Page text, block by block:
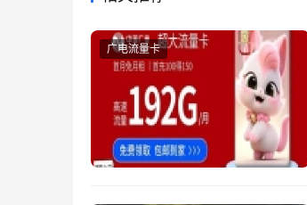
广电流量卡